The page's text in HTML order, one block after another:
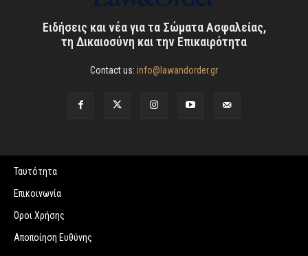
Ειδήσεις και νέα για τα Σώματα Ασφαλείας,
τη Δικαιοσύνη και την Επικαιρότητα
Contact us: info@lawandorder.gr
Ταυτότητα
Επικοινωνία
Όροι Χρήσης
Αποποίηση Ευθύνης